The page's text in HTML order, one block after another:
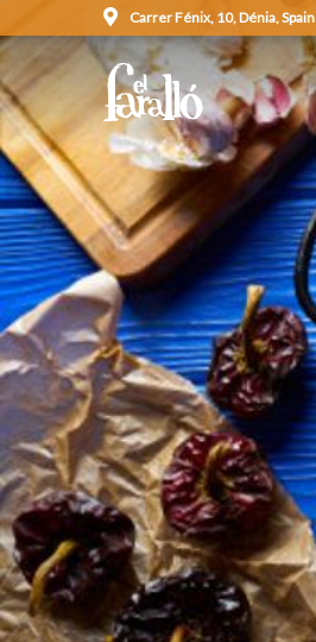
Carrer Fénix, 10, Dénia, Spain